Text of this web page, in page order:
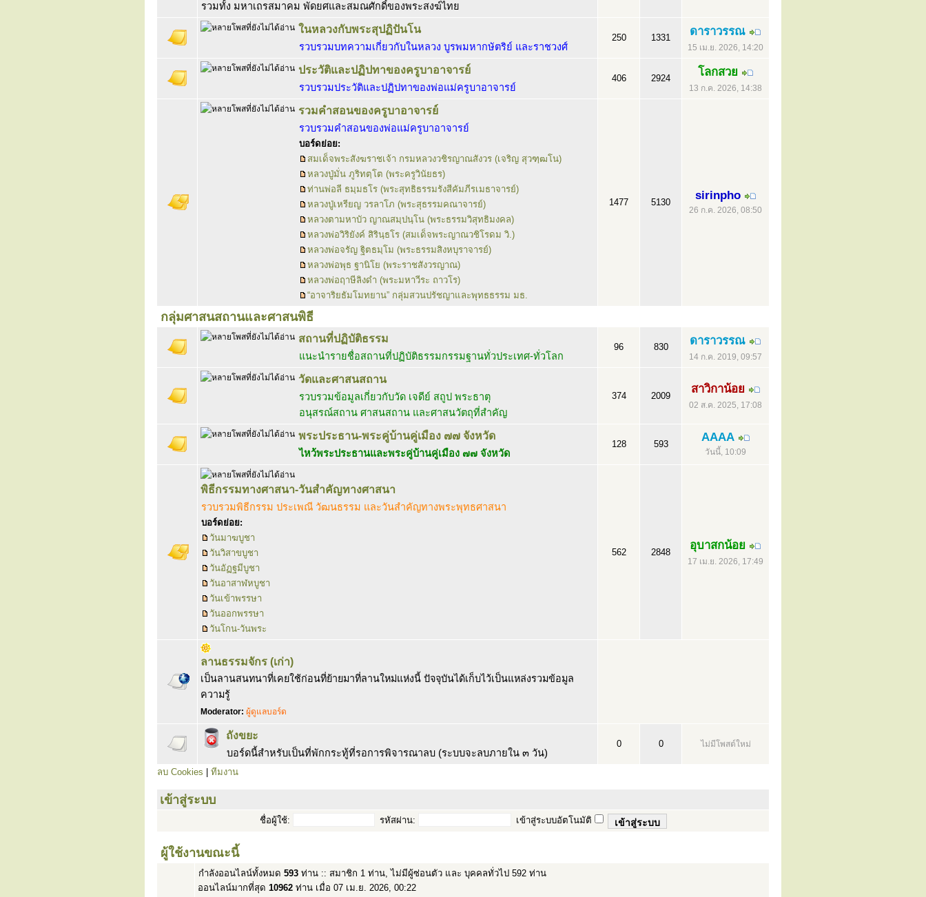
รวมทั้ง มหาเถรสมาคม พัดยศและสมณศักดิ์ของพระสงฆ์ไทย
ในหลวงกับพระสุปฏิปันโน
รวบรวมบทความเกี่ยวกับในหลวง บูรพมหากษัตริย์ และราชวงศ์
250 1331 ดาราวรรณ
15 เม.ย. 2026, 14:20
ประวัติและปฏิปทาของครูบาอาจารย์
รวบรวมประวัติและปฏิปทาของพ่อแม่ครูบาอาจารย์
406 2924 โลกสวย
13 ก.ค. 2026, 14:38
รวมคำสอนของครูบาอาจารย์
รวบรวมคำสอนของพ่อแม่ครูบาอาจารย์
บอร์ดย่อย:
สมเด็จพระสังฆราชเจ้า กรมหลวงวชิรญาณสังวร (เจริญ สุวฑฺฒโน)
หลวงปู่มั่น ภูริทตฺโต (พระครูวินัยธร)
ท่านพ่อลี ธมฺมธโร (พระสุทธิธรรมรังสีคัมภีรเมธาจารย์)
หลวงปู่เหรียญ วรลาโภ (พระสุธรรมคณาจารย์)
หลวงตามหาบัว ญาณสมฺปนฺโน (พระธรรมวิสุทธิมงคล)
หลวงพ่อวิริยังค์ สิรินฺธโร (สมเด็จพระญาณวชิโรดม วิ.)
หลวงพ่อจรัญ ฐิตธมฺโม (พระธรรมสิงหบุราจารย์)
หลวงพ่อพุธ ฐานิโย (พระราชสังวรญาณ)
หลวงพ่อฤาษีลิงดำ (พระมหาวีระ ถาวโร)
“อาจาริยธัมโมทยาน” กลุ่มสวนปรัชญาและพุทธธรรม มธ.
1477 5130
sirinpho
26 ก.ค. 2026, 08:50
กลุ่มศาสนสถานและศาสนพิธี
สถานที่ปฏิบัติธรรม
แนะนำรายชื่อสถานที่ปฏิบัติธรรมกรรมฐานทั่วประเทศ-ทั่วโลก
96 830 ดาราวรรณ
14 ก.ค. 2019, 09:57
วัดและศาสนสถาน
รวบรวมข้อมูลเกี่ยวกับวัด เจดีย์ สถูป พระธาตุ
อนุสรณ์สถาน ศาสนสถาน และศาสนวัตถุที่สำคัญ
374 2009
สาวิกาน้อย
02 ส.ค. 2025, 17:08
พระประธาน-พระคู่บ้านคู่เมือง ๗๗ จังหวัด
ไหว้พระประธานและพระคู่บ้านคู่เมือง ๗๗ จังหวัด
128 593
AAAA
วันนี้, 10:09
พิธีกรรมทางศาสนา-วันสำคัญทางศาสนา
รวบรวมพิธีกรรม ประเพณี วัฒนธรรม และวันสำคัญทางพระพุทธศาสนา
บอร์ดย่อย:
วันมาฆบูชา
วันวิสาขบูชา
วันอัฏฐมีบูชา
วันอาสาฬหบูชา
วันเข้าพรรษา
วันออกพรรษา
วันโกน-วันพระ
562 2848
อุบาสกน้อย
17 เม.ย. 2026, 17:49
ลานธรรมจักร (เก่า)
เป็นลานสนทนาที่เคยใช้ก่อนที่ย้ายมาที่ลานใหม่แห่งนี้ ปัจจุบันได้เก็บไว้เป็นแหล่งรวมข้อมูล
ความรู้
Moderator: ผู้ดูแลบอร์ด
ถังขยะ
บอร์ดนี้สำหรับเป็นที่พักกระทู้ที่รอการพิจารณาลบ (ระบบจะลบภายใน ๓ วัน)
0 0 ไม่มีโพสต์ใหม่
ลบ Cookies ทีมงาน
เข้าสู่ระบบ
ชื่อผู้ใช้: รหัสผ่าน: เข้าสู่ระบบอัตโนมัติ
ผู้ใช้งานขณะนี้
กำลังออนไลน์ทั้งหมด 593 ท่าน :: สมาชิก 1 ท่าน, ไม่มีผู้ซ่อนตัว และ บุคคลทั่วไป 592 ท่าน
ออนไลน์มากที่สุด 10962 ท่าน เมื่อ 07 เม.ย. 2026, 00:22